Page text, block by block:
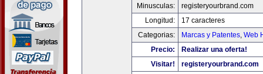
Minusculas:
registeryourbrand.com
Longitud:
17 caracteres
Categorias:
Marcas y Patentes, Web
Precio:
Realizar una oferta!
Visitar!
registeryourbrand.com